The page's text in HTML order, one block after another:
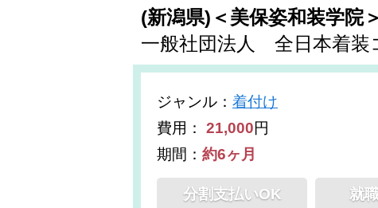
(新潟県)＜美保姿和装学院
一般社団法人 全日本着装
ジャンル ： 着付け
費用： 21,000円
期間： 約6ヶ月
分割支払いOK 就